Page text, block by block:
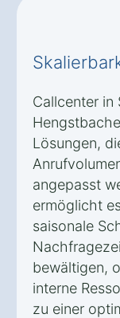
Callcenter in
Lösungen,
angepasst
ermöglicht
saisonale
bewältigen,
interne
zu einer